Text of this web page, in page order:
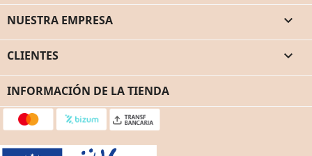
NUESTRA EMPRESA 
CLIENTES 
INFORMACIÓN DE LA TIENDA